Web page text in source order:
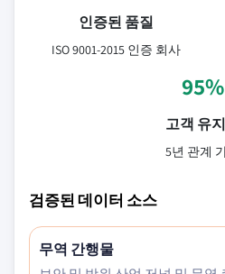
인증된 품질
ISO 9001-2015 인증 회사
95%
고객 유
5년 관계
검증된 데이터 소스
무역 간행물